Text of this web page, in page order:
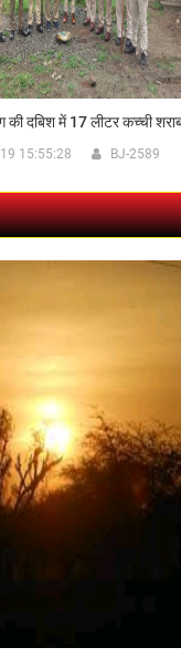
की दबिश में 17 लीटर कच्ची
15:55:28 BJ-2589